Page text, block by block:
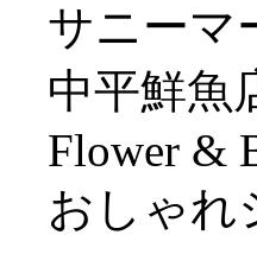
サニー
中平鮮
Flower &
おしゃ